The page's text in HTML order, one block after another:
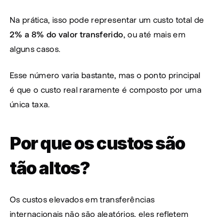
2% a 8% do valor transferido, ou até mais em
alguns casos.
Esse número varia bastante, mas o ponto principal
é que o custo real raramente é composto por uma
única taxa.
Por que os custos são
tão altos?
Os custos elevados em transferências
internacionais não são aleatórios, eles refletem